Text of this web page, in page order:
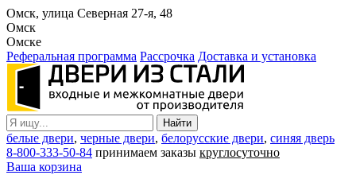
Омск, улица Северная 27-я, 48
Омск
Омске
Реферальная программа Рассрочка Доставка и установка
белые двери, черные двери, белорусские двери, синяя дверь
8-800-333-50-84 принимаем заказы круглосуточно
Ваша корзина